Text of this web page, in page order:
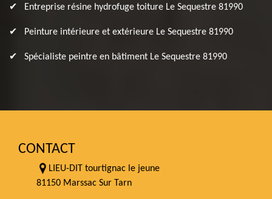
Entreprise résine hydrofuge toiture Le Sequestre 81990
Peinture intérieure et extérieure Le Sequestre 81990
Spécialiste peintre en bâtiment Le Sequestre 81990
CONTACT
LIEU-DIT tourtignac le jeune
81150 Marssac Sur Tarn